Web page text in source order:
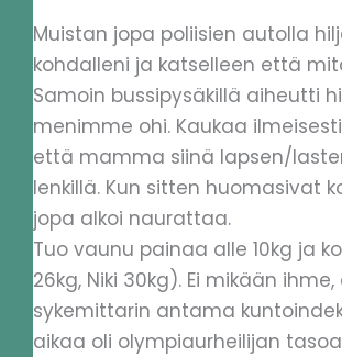
Muistan jopa poliisien autolla
kohdalleni ja katselleen että
Samoin bussipysäkillä aiheutti
menimme ohi. Kaukaa
että mamma siinä lapsen/
lenkillä. Kun sitten huomasivat
jopa alkoi naurattaa.
Tuo vaunu painaa alle 10kg ja
26kg, Niki 30kg). Ei mikään
sykemittarin antama
aikaa oli olympiaurheilijan tasoa